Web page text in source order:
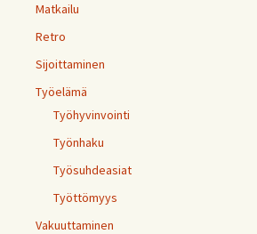
Matkailu
Retro
Sijoittaminen
Työelämä
Työhyvinvointi
Työnhaku
Työsuhdeasiat
Työttömyys
Vakuuttaminen